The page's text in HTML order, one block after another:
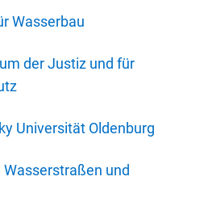
Wasserbau
der Justiz und für
Universität Oldenburg
und